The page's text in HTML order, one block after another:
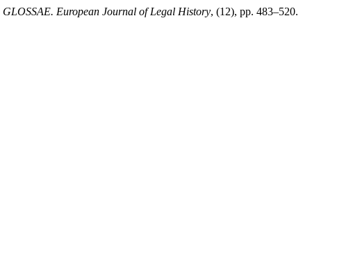
GLOSSAE. European Journal of Legal History, (12), pp. 483–520.